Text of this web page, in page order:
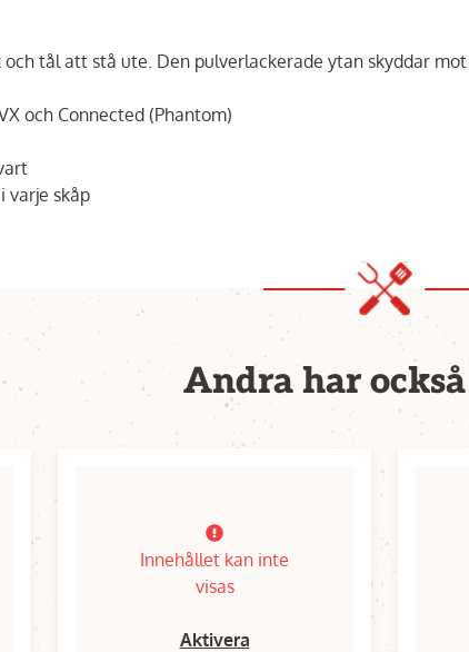
tål att stå ute. Den pulverlackerade ytan skyddar
och Connected (Phantom)
varje skåp
Andra har
Innehållet kan inte
visas
Aktivera